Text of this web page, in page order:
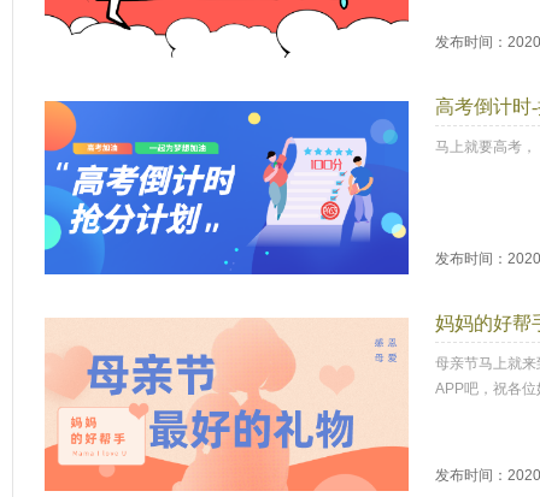
发布时间：
高考倒计时
马上就要高考
发布时间：
妈妈的好帮
母亲节马上就
APP吧，祝各
发布时间：